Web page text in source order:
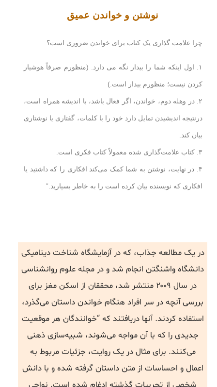
نوشتن و خواندن عمیق
چرا علامت گذاری یک کتاب برای خواندن ضروری است؟
۱. اول اینکه شما را بیدار نگه می دارد. (منظورم صرفاً هوشیار
کردن نیست؛ منظورم بیدار است.)
۲. در وهله دوم، خواندن، اگر فعال باشد، با اندیشه همراه است،
درنتیجه اندیشیدن تمایل دارد خود را با کلمات، گفتاری یا نوشتاری
بیان کند.
۳. کتاب علامت‌گذاری شده معمولاً کتاب فکری است.
۴. در نهایت، نوشتن به شما کمک می‌کند افکاری را که داشتید یا
افکاری که نویسنده بیان کرده است را به خاطر بسپارید.”
در یک مطالعه جذاب، که در آزمایشگاه شناخت دینامیکی
دانشگاه واشنگتن انجام شد و در مجله علوم روانشناسی
در سال ۲۰۰۹ منتشر شد، محققان از اسکن مغز برای
بررسی آنچه در سر افراد هنگام خواندن داستان می‌گذرد،
استفاده کردند. آنها دریافتند که “خوانندگان هر موقعیت
جدیدی را که با آن مواجه می‌شوند، شبیه‌سازی ذهنی
می‌کنند. برای مثال در یک روایت، جزئیات مربوط به
اعمال و احساسات از متن داستان گرفته شده و با دانش